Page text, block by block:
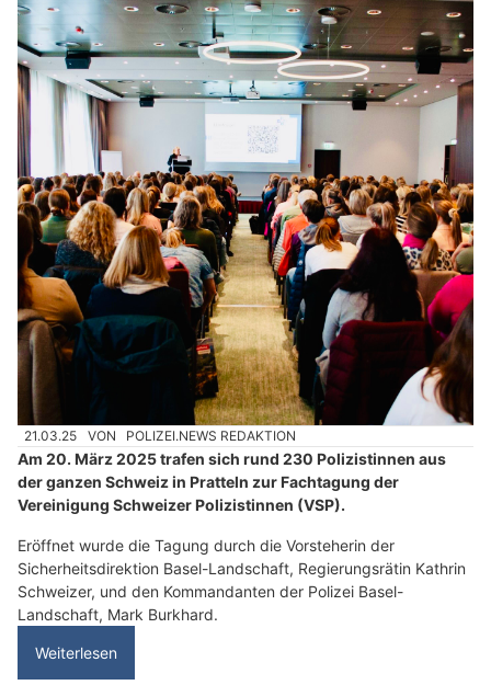
21.03.25 VON POLIZEI.NEWS REDAKTION
Am 20. März 2025 trafen sich rund 230 Polizistinnen aus
der ganzen Schweiz in Pratteln zur Fachtagung der
Vereinigung Schweizer Polizistinnen (VSP).
Eröffnet wurde die Tagung durch die Vorsteherin der
Sicherheitsdirektion Basel-Landschaft, Regierungsrätin Kathrin
Schweizer, und den Kommandanten der Polizei Basel-
Landschaft, Mark Burkhard.
Weiterlesen